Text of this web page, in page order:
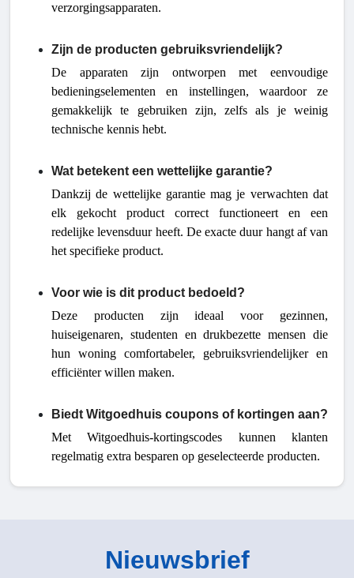
verzorgingsapparaten.
Zijn de producten gebruiksvriendelijk?
De apparaten zijn ontworpen met eenvoudige
bedieningselementen en instellingen, waardoor ze
gemakkelijk te gebruiken zijn, zelfs als je weinig
technische kennis hebt.
Wat betekent een wettelijke garantie?
Dankzij de wettelijke garantie mag je verwachten dat
elk gekocht product correct functioneert en een
redelijke levensduur heeft. De exacte duur hangt af van
het specifieke product.
Voor wie is dit product bedoeld?
Deze producten zijn ideaal voor gezinnen,
huiseigenaren, studenten en drukbezette mensen die
hun woning comfortabeler, gebruiksvriendelijker en
efficiënter willen maken.
Biedt Witgoedhuis coupons of kortingen aan?
Met Witgoedhuis-kortingscodes kunnen klanten
regelmatig extra besparen op geselecteerde producten.
Nieuwsbrief